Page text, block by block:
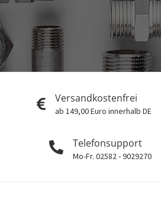
Versandkostenfrei
ab 149,00 Euro innerhalb DE
Telefonsupport
Mo-Fr. 02582 - 9029270